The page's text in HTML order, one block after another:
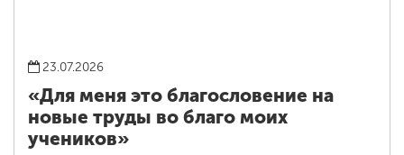
23.07.2026
«Для меня это благословение на
новые труды во благо моих
учеников»